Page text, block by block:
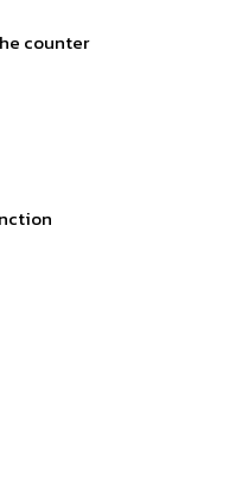
counter